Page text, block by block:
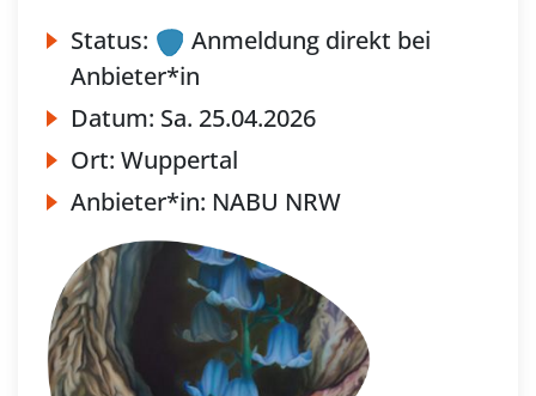
Status:
Anmeldung direkt bei
Anbieter*in
Datum: Sa. 25.04.2026
Ort: Wuppertal
Anbieter*in: NABU NRW